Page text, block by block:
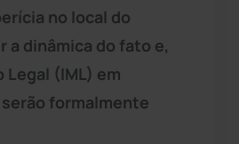
no local do
a dinâmica do fato e,
(IML) em
formalmente